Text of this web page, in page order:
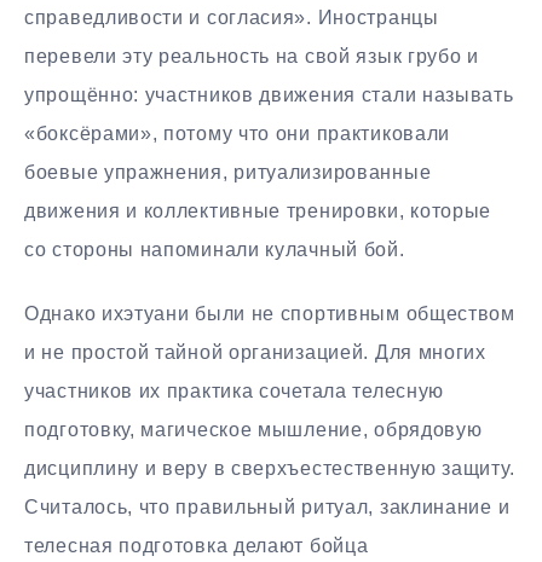
справедливости и согласия». Иностранцы
перевели эту реальность на свой язык грубо и
упрощённо: участников движения стали называть
«боксёрами», потому что они практиковали
боевые упражнения, ритуализированные
движения и коллективные тренировки, которые
со стороны напоминали кулачный бой.
Однако ихэтуани были не спортивным обществом
и не простой тайной организацией. Для многих
участников их практика сочетала телесную
подготовку, магическое мышление, обрядовую
дисциплину и веру в сверхъестественную защиту.
Считалось, что правильный ритуал, заклинание и
телесная подготовка делают бойца